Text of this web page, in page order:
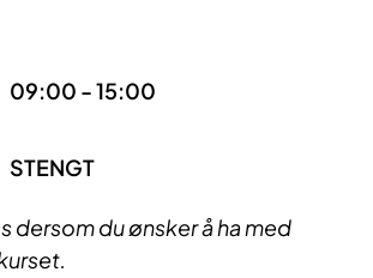
09:00 - 15:00
STENGT
dersom du ønsker å ha med